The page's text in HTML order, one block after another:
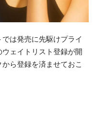
は発売に先駆けプライ
ェイトリスト登録が開
ら登録を済ませておこ